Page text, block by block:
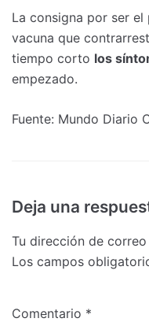
La consigna por ser el
vacuna que
tiempo corto los
empezado.
Fuente: Mundo Diario
Deja una
Tu dirección de
Los campos
Comentario *